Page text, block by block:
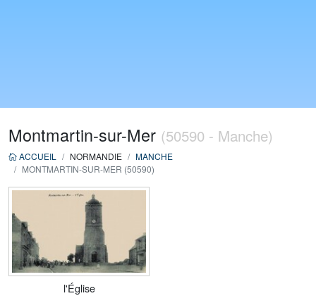
Montmartin-sur-Mer (50590 - Manche)
ACCUEIL NORMANDIE
MANCHE
MONTMARTIN-SUR-MER (50590)
l'Église